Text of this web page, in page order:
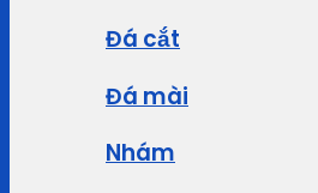
Đá cắt
Đá mài
Nhám